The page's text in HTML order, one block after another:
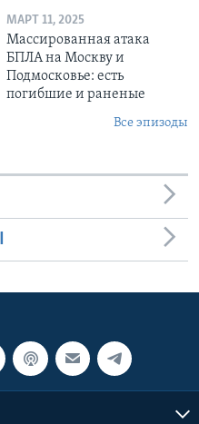
МАРТ 11, 2025
Массированная атака
БПЛА на Москву и
Подмосковье: есть
погибшие и раненые
Все эпизоды